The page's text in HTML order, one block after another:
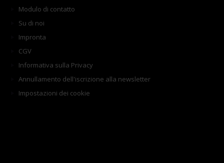
Modulo di contatto
Su di noi
Impronta
CGV
Informativa sulla Privacy
Annullamento dell'iscrizione alla newsletter
Impostazioni dei cookie